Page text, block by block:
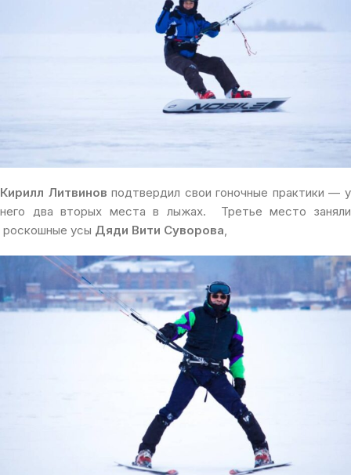
Кирилл Литвинов подтвердил свои гоночные практики — у
него два вторых места в лыжах. Третье место заняли
роскошные усы Дяди Вити Суворова